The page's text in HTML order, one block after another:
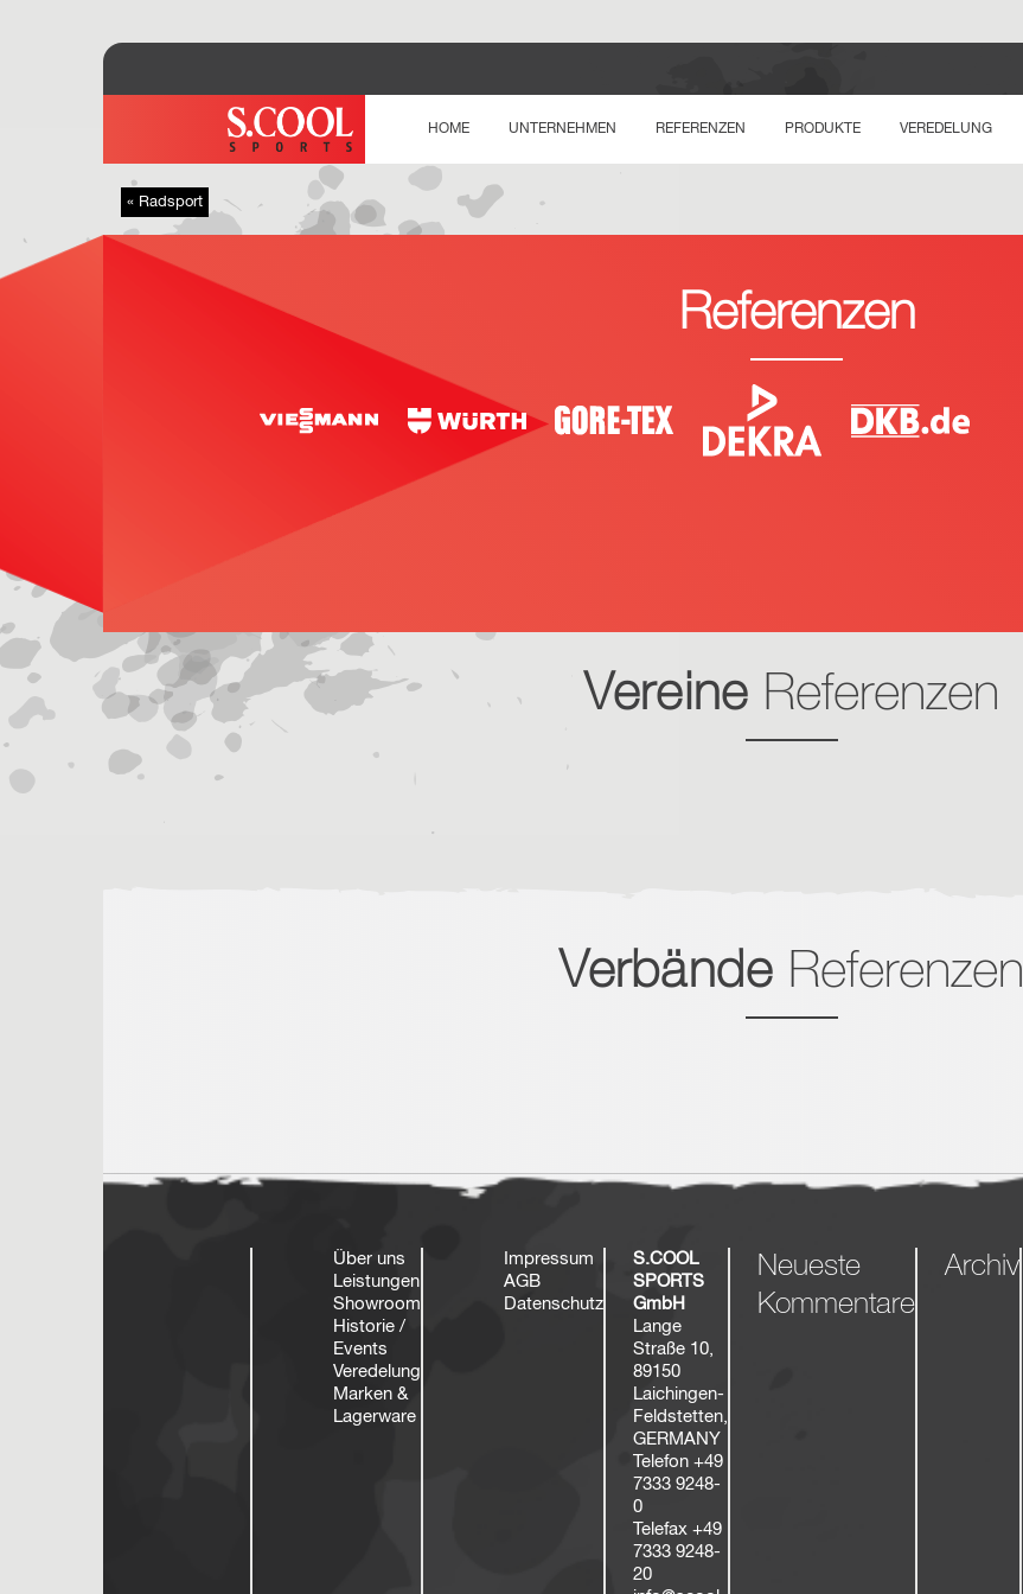
HOME UNTERNEHMEN REFERENZEN PRODUKTE VEREDELUNG
« Radsport
Referenzen
Vereine Referenzen
Verbände Referenzen
Über uns
Leistungen
Showroom
Historie /
Events
Veredelung
Marken &
Lagerware
Impressum
AGB
Datenschutz
S.COOL
SPORTS
GmbH
Lange
Straße 10,
89150
Laichingen-
Feldstetten,
GERMANY
Telefon +49
7333 9248-
0
Telefax +49
7333 9248-
20
Neueste
Kommentare
Archiv